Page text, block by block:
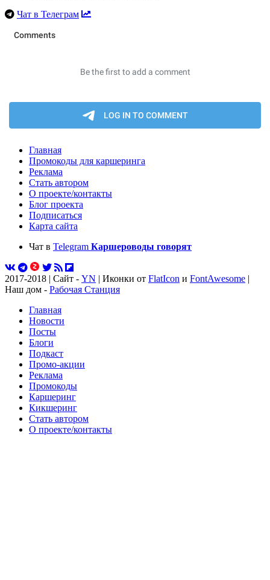
Чат в Телеграм
Главная
Промокоды для каршеринга
Реклама
Стать автором
О проекте/контакты
Блог проекта
Подписаться
Карта сайта
Чат в Telegram Каршероводы говорят
2017-2018 | Сайт - YN | Иконки от FlatIcon и FontAwesome |
Наш дом - Рабочая Станция
Главная
Новости
Посты
Блоги
Подкаст
Промо-акции
Реклама
Промокоды
Каршеринг
Кикшеринг
Стать автором
О проекте/контакты